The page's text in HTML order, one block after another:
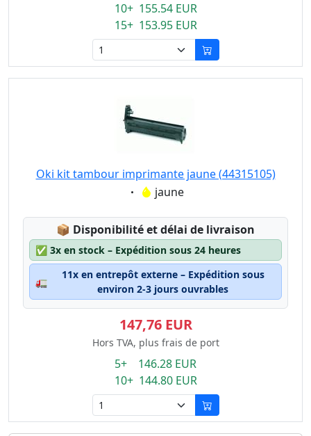
10+ 155.54 EUR
15+ 153.95 EUR
Oki kit tambour imprimante jaune (44315105)
Eigenschaft:
jaune
📦 Lagerstatus:
Disponibilité et délai de livraison
✅ 3x en stock – Expédition sous 24 heures
🚛
11x en entrepôt externe – Expédition sous
environ 2-3 jours ouvrables
147,76 EUR
Hors TVA, plus frais de port
5+ 146.28 EUR
10+ 144.80 EUR